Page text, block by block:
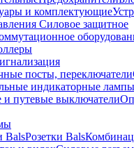
и комплектующие
Силовое защитное
посты, переключатели
индикаторные
путевые выключатели
BalsРозетки Bals